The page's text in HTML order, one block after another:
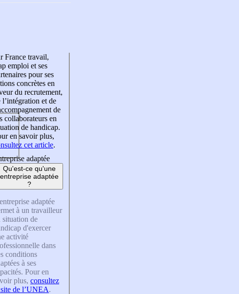
France travail,
emploi et ses
pour ses
concrètes en
du recrutement,
l’intégration et de
de
collaborateurs en
de handicap.
en savoir plus,
cet article.
adaptée
Qu'est-ce qu'une
entreprise adaptée
?
adaptée
à un travailleur
situation de
d'exercer
activité
dans
conditions
à ses
Pour en
plus, consultez
de l’UNEA.